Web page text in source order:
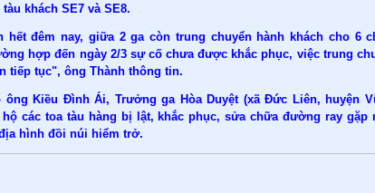
khách SE7 và SE8.
hết đêm nay, giữa 2 ga còn trung chuyển hành khách cho 6
hợp đến ngày 2/3 sự cố chưa được khắc phục, việc trung
tiếp tục", ông Thành thông tin.
ông Kiều Đình Ái, Trưởng ga Hòa Duyệt (xã Đức Liên, huyện
các toa tàu hàng bị lật, khắc phục, sửa chữa đường ray gặp
hình đồi núi hiểm trở.